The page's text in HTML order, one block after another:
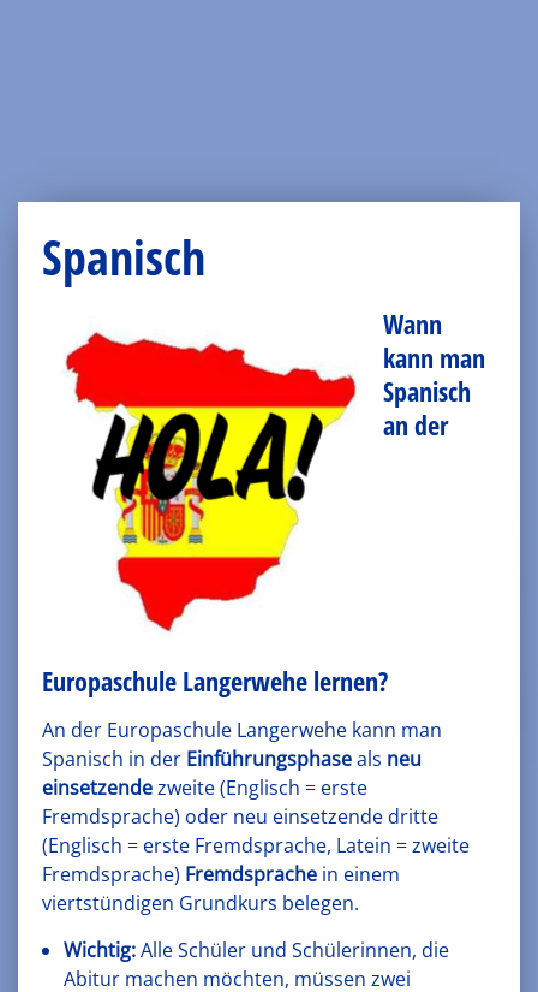
Spanisch
Wann
kann man
Spanisch
an der
Europaschule Langerwehe lernen?
An der Europaschule Langerwehe kann man
Spanisch in der Einführungsphaseals neu
einsetzendezweite (Englisch = erste
Fremdsprache) oder neu einsetzende dritte
(Englisch = erste Fremdsprache, Latein = zweite
Fremdsprache) Fremdsprache in einem
viertstündigen Grundkurs belegen.
Wichtig:Alle Schüler und Schülerinnen, die
Abitur machen möchten, müssen zwei